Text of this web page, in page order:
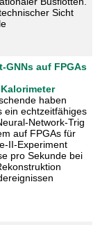
Sicht
auf FPGAs
haben
ein echtzeitfähiges
auf FPGAs für
pro Sekunde bei